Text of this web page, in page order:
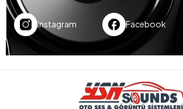
Instagram Facebook